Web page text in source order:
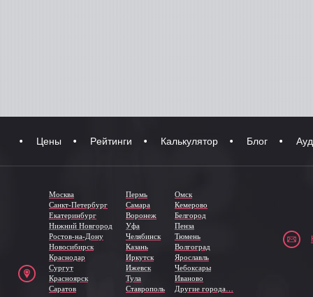
Цены Рейтинги Калькулятор Блог
Москва
Санкт-Петербург
Екатеринбург
Нижний Новгород
Ростов-на-Дону
Новосибирск
Краснодар
Сургут
Красноярск
Саратов
Пермь
Самара
Воронеж
Уфа
Челябинск
Казань
Иркутск
Ижевск
Тула
Ставрополь
Омск
Кемерово
Белгород
Пенза
Тюмень
Волгоград
Ярославль
Чебоксары
Иваново
Другие города…